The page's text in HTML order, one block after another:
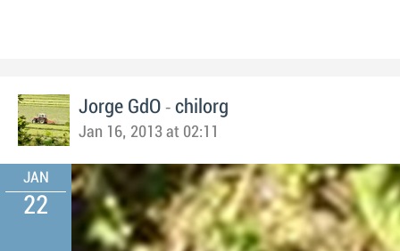
Jorge GdO - chilorg
Jan 16, 2013 at 02:11
JAN
22